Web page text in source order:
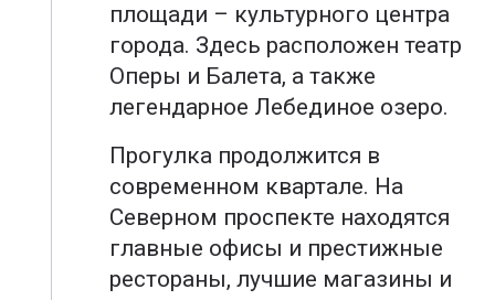
площади – культурного центра
города. Здесь расположен театр
Оперы и Балета, а также
легендарное Лебединое озеро.
Прогулка продолжится в
современном квартале. На
Северном проспекте находятся
главные офисы и престижные
рестораны, лучшие магазины и